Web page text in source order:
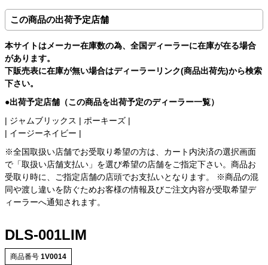
この商品の出荷予定店舗
本サイトはメーカー在庫数の為、全国ディーラーに在庫が在る場合
があります。
下販売表に在庫が無い場合はディーラーリンク(商品出荷先)から検索
下さい。
●出荷予定店舗（この商品を出荷予定のディーラー一覧）
| ジャムブリックス | ポーキーズ |
| イージーネイビー |
※全国取扱い店舗でお受取り希望の方は、カート内決済の選択画面
で「取扱い店舗支払い」を選び希望の店舗をご指定下さい。商品お
受取り時に、ご指定店舗の店頭でお支払いとなります。 ※商品の混
同や渡し違いを防ぐためお客様の情報及びご注文内容が受取希望デ
ィーラーへ通知されます。
DLS-001LIM
商品番号 1V0014